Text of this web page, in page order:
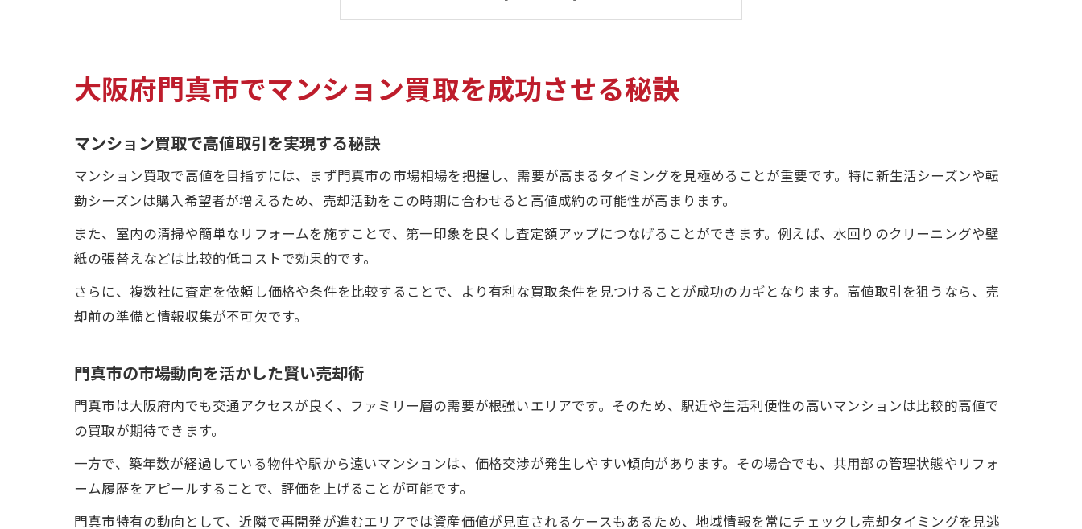
迅速現金化のためのマンション買取準備法
マンション買取なら門真市で高値現金化を実現
マンション買取で高値現金化を目指す流れ
高値現金化へ繋げる買取会社選びのポイント
門真市の市場動向と買取査定の賢い進め方
門真市で査定価格を上げるための工夫
秘密厳守で進めるマンション買取のポイント
秘密厳守の買取手続きで安心取引を実現
周囲に知られずマンション買取を進めるコツ
マンション買取で情報漏洩を防ぐ工夫
大阪府門真市でマンション買取を成功させる秘訣
マンション買取で高値取引を実現する秘訣
マンション買取で高値を目指すには、まず門真市の市場相場を把握し、需要が高まるタイミングを見極めることが重要です。特に新生活シーズンや転
勤シーズンは購入希望者が増えるため、売却活動をこの時期に合わせると高値成約の可能性が高まります。
また、室内の清掃や簡単なリフォームを施すことで、第一印象を良くし査定額アップにつなげることができます。例えば、水回りのクリーニングや壁
紙の張替えなどは比較的低コストで効果的です。
さらに、複数社に査定を依頼し価格や条件を比較することで、より有利な買取条件を見つけることが成功のカギとなります。高値取引を狙うなら、売
却前の準備と情報収集が不可欠です。
門真市の市場動向を活かした賢い売却術
門真市は大阪府内でも交通アクセスが良く、ファミリー層の需要が根強いエリアです。そのため、駅近や生活利便性の高いマンションは比較的高値で
の買取が期待できます。
一方で、築年数が経過している物件や駅から遠いマンションは、価格交渉が発生しやすい傾向があります。その場合でも、共用部の管理状態やリフォ
ーム履歴をアピールすることで、評価を上げることが可能です。
門真市特有の動向として、近隣で再開発が進むエリアでは資産価値が見直されるケースもあるため、地域情報を常にチェックし売却タイミングを見逃